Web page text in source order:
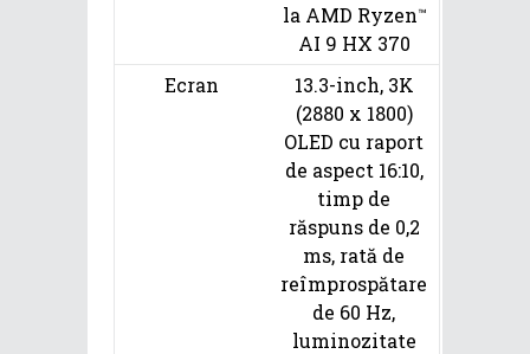
la AMD Ryzen™
AI 9 HX 370
Ecran
13.3-inch, 3K
(2880 x 1800)
OLED cu raport
de aspect 16:10,
timp de
răspuns de 0,2
ms, rată de
reîmprospătare
de 60 Hz,
luminozitate